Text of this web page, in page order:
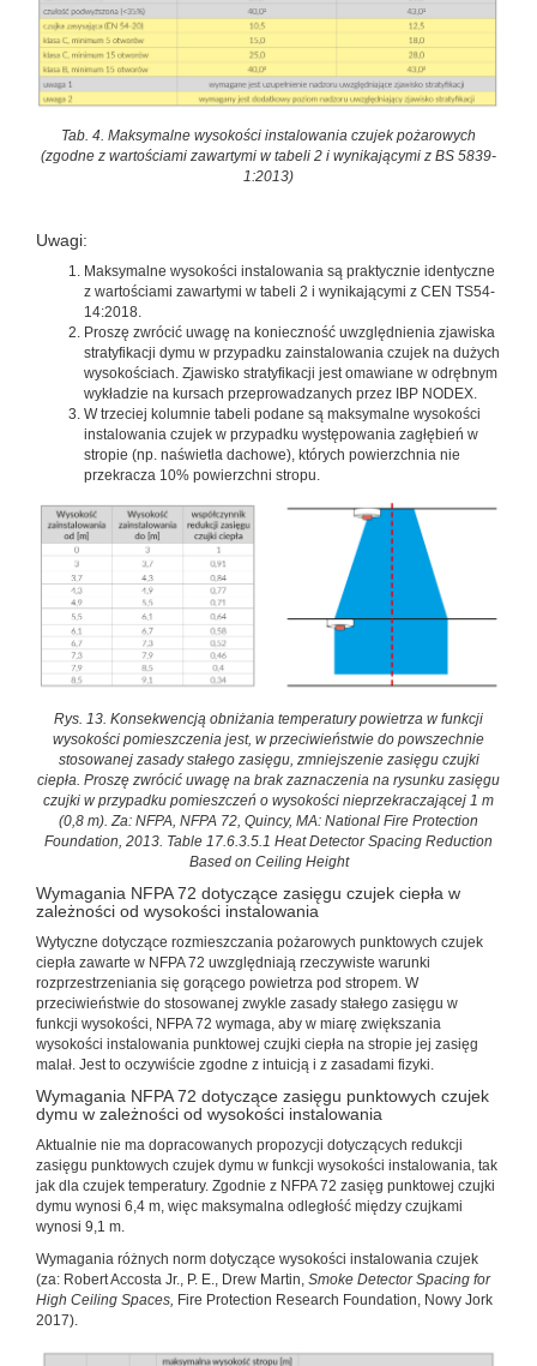
Tab. 4. Maksymalne wysokości instalowania czujek pożarowych
(zgodne z wartościami zawartymi w tabeli 2 i wynikającymi z BS 5839-
1:2013)
Uwagi:
Maksymalne wysokości instalowania są praktycznie identyczne
z wartościami zawartymi w tabeli 2 i wynikającymi z CEN TS54-
14:2018.
Proszę zwrócić uwagę na konieczność uwzględnienia zjawiska
stratyfikacji dymu w przypadku zainstalowania czujek na dużych
wysokościach. Zjawisko stratyfikacji jest omawiane w odrębnym
wykładzie na kursach przeprowadzanych przez IBP NODEX.
W trzeciej kolumnie tabeli podane są maksymalne wysokości
instalowania czujek w przypadku występowania zagłębień w
stropie (np. naświetla dachowe), których powierzchnia nie
przekracza 10% powierzchni stropu.
Rys. 13. Konsekwencją obniżania temperatury powietrza w funkcji
wysokości pomieszczenia jest, w przeciwieństwie do powszechnie
stosowanej zasady stałego zasięgu, zmniejszenie zasięgu czujki
ciepła. Proszę zwrócić uwagę na brak zaznaczenia na rysunku zasięgu
czujki w przypadku pomieszczeń o wysokości nieprzekraczającej 1 m
(0,8 m). Za: NFPA, NFPA 72, Quincy, MA: National Fire Protection
Foundation, 2013. Table 17.6.3.5.1 Heat Detector Spacing Reduction
Based on Ceiling Height
Wymagania NFPA 72 dotyczące zasięgu czujek ciepła w
zależności od wysokości instalowania
Wytyczne dotyczące rozmieszczania pożarowych punktowych czujek
ciepła zawarte w NFPA 72 uwzględniają rzeczywiste warunki
rozprzestrzeniania się gorącego powietrza pod stropem. W
przeciwieństwie do stosowanej zwykle zasady stałego zasięgu w
funkcji wysokości, NFPA 72 wymaga, aby w miarę zwiększania
wysokości instalowania punktowej czujki ciepła na stropie jej zasięg
malał. Jest to oczywiście zgodne z intuicją i z zasadami fizyki.
Wymagania NFPA 72 dotyczące zasięgu punktowych czujek
dymu w zależności od wysokości instalowania
Aktualnie nie ma dopracowanych propozycji dotyczących redukcji
zasięgu punktowych czujek dymu w funkcji wysokości instalowania, tak
jak dla czujek temperatury. Zgodnie z NFPA 72 zasięg punktowej czujki
dymu wynosi 6,4 m, więc maksymalna odległość między czujkami
wynosi 9,1 m.
Wymagania różnych norm dotyczące wysokości instalowania czujek
(za: Robert Accosta Jr., P. E., Drew Martin, Smoke Detector Spacing for
High Ceiling Spaces, Fire Protection Research Foundation, Nowy Jork
2017).